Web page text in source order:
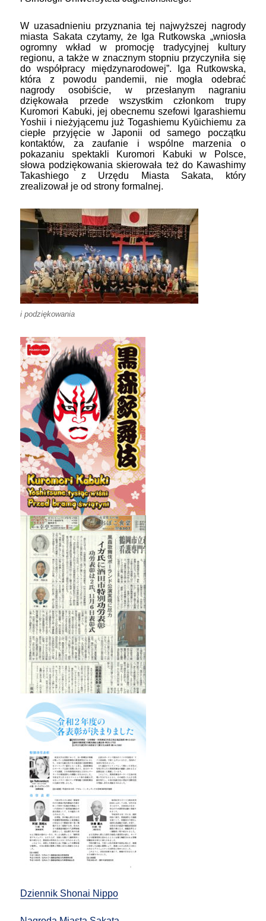
W uzasadnieniu przyznania tej najwyższej nagrody
miasta Sakata czytamy, że Iga Rutkowska „wniosła
ogromny wkład w promocję tradycyjnej kultury
regionu, a także w znacznym stopniu przyczyniła się
do współpracy międzynarodowej”. Iga Rutkowska,
która z powodu pandemii, nie mogła odebrać
nagrody osobiście, w przesłanym nagraniu
dziękowała przede wszystkim członkom trupy
Kuromori Kabuki, jej obecnemu szefowi Igarashiemu
Yoshii i nieżyjącemu już Togashiemu Kyūichiemu za
ciepłe przyjęcie w Japonii od samego początku
kontaktów, za zaufanie i wspólne marzenia o
pokazaniu spektakli Kuromori Kabuki w Polsce,
słowa podziękowania skierowała też do Kawashimy
Takashiego z Urzędu Miasta Sakata, który
zrealizował je od strony formalnej.
i podziękowania
Dziennik Shonai Nippo